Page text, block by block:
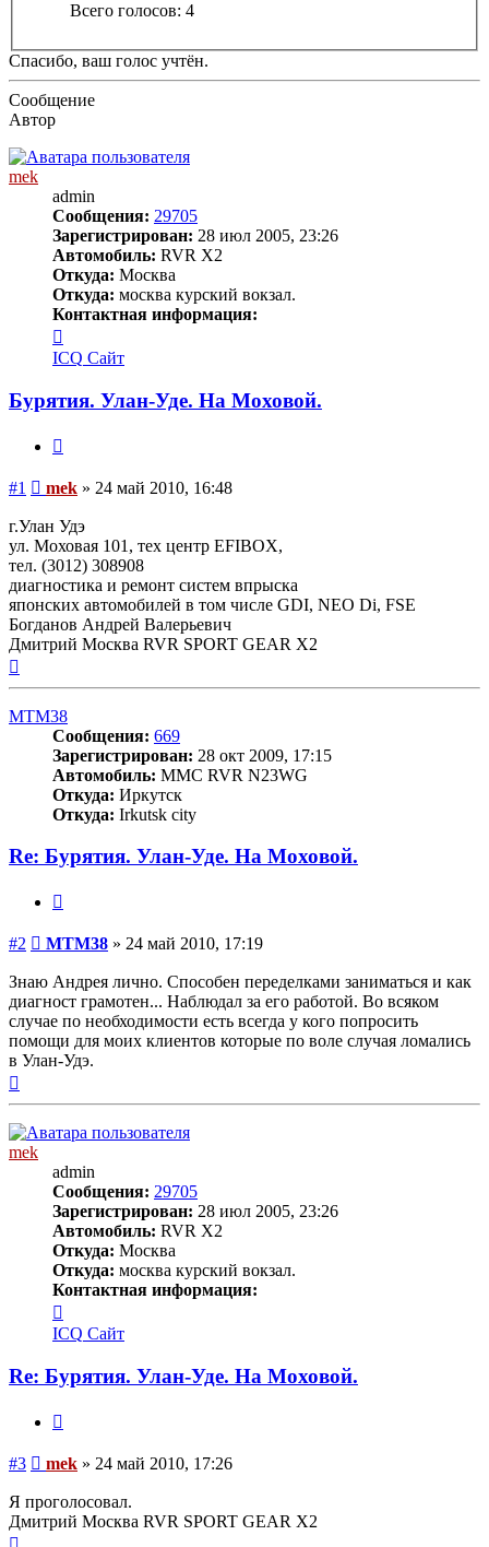
Всего голосов: 4
Спасибо, ваш голос учтён.
Сообщение
Автор
mek
admin
Сообщения: 29705
Зарегистрирован: 28 июл 2005, 23:26
Автомобиль: RVR X2
Откуда: Москва
Откуда: москва курский вокзал.
Контактная информация:
информация
пользователя
ICQ Сайт
Бурятия. Улан-Уде. На Моховой.
#1 Сообщение
mek » 24 май 2010, 16:48
г.Улан Удэ
ул. Моховая 101, тех центр EFIBOX,
тел. (3012) 308908
диагностика и ремонт систем впрыска
японских автомобилей в том числе GDI, NEO Di, FSE
Богданов Андрей Валерьевич
Дмитрий Москва RVR SPORT GEAR X2
MTM38
Сообщения: 669
Зарегистрирован: 28 окт 2009, 17:15
Автомобиль: MMC RVR N23WG
Откуда: Иркутск
Откуда: Irkutsk city
Re: Бурятия. Улан-Уде. На Моховой.
#2 Сообщение
MTM38 » 24 май 2010, 17:19
Знаю Андрея лично. Способен переделками заниматься и как
диагност грамотен... Наблюдал за его работой. Во всяком
случае по необходимости есть всегда у кого попросить
помощи для моих клиентов которые по воле случая ломались
в Улан-Удэ.
mek
admin
Сообщения: 29705
Зарегистрирован: 28 июл 2005, 23:26
Автомобиль: RVR X2
Откуда: Москва
Откуда: москва курский вокзал.
Контактная информация:
информация
пользователя
ICQ Сайт
Re: Бурятия. Улан-Уде. На Моховой.
#3 Сообщение
mek » 24 май 2010, 17:26
Я проголосовал.
Дмитрий Москва RVR SPORT GEAR X2